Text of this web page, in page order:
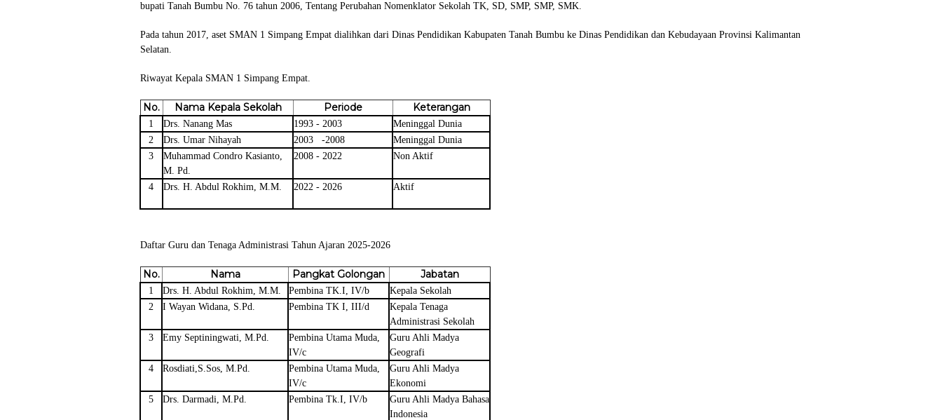
bupati Tanah Bumbu No. 76 tahun 2006, Tentang Perubahan Nomenklator Sekolah TK, SD, SMP, SMP, SMK.
Pada tahun 2017, aset SMAN 1 Simpang Empat dialihkan dari Dinas Pendidikan Kabupaten Tanah Bumbu ke Dinas Pendidikan dan Kebudayaan Provinsi Kalimantan
Selatan.
Riwayat Kepala SMAN 1 Simpang Empat.
No. Nama Kepala Sekolah Periode Keterangan
1 Drs. Nanang Mas 1993 - 2003
Meninggal Dunia
2
Drs. Umar Nihayah 2003 -2008
Meninggal Dunia
3
Muhammad Condro Kasianto,
M. Pd.
2008 - 2022 Non Aktif
4 Drs. H. Abdul Rokhim, M.M. 2022 - 2026 Aktif
Daftar Guru dan Tenaga Administrasi Tahun Ajaran 2025-2026
No. Nama Pangkat Golongan Jabatan
1 Drs. H. Abdul Rokhim, M.M. Pembina TK.I, IV/b
Kepala Sekolah
2
I Wayan Widana, S.Pd. Pembina TK I, III/d
Kepala Tenaga
Administrasi Sekolah
3
Emy Septiningwati, M.Pd.
Pembina Utama Muda,
IV/c
Guru Ahli Madya
Geografi
4
Rosdiati,S.Sos, M.Pd.
Pembina Utama Muda,
IV/c
Guru Ahli Madya
Ekonomi
5
Drs. Darmadi, M.Pd. Pembina Tk.I, IV/b
Guru Ahli Madya Bahasa
Indonesia